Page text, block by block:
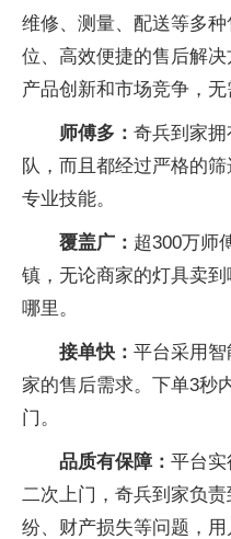
维修、测量、配送等多
位、高效便捷的售后解
产品创新和市场竞争，无
师傅多： 奇兵到家拥
队，而且都经过严格的
专业技能。
覆盖广： 超300万师
镇，无论商家的灯具卖
哪里。
接单快： 平台采用
家的售后需求。下单3秒
门。
品质有保障： 平台
二次上门，奇兵到家负
纷、财产损失等问题，